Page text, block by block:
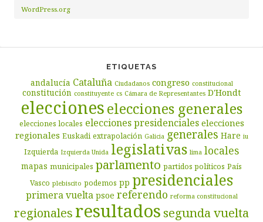
WordPress.org
ETIQUETAS
andalucía Cataluña Ciudadanos congreso constitucional
constitución constituyente cs Cámara de Representantes D'Hondt
eleccioneselecciones generales
elecciones locales elecciones presidenciales elecciones
regionales Euskadi extrapolación Galicia generales Hare iu
Izquierda Izquierda Unida legislativas lima locales
mapas municipales parlamento partidos políticos País
Vasco plebiscito podemos pp presidenciales
primera vuelta psoe referendo reforma constitucional
regionales resultadossegunda vuelta